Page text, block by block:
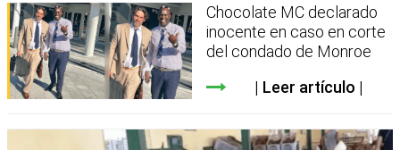
Chocolate MC declarado
inocente en caso en corte
del condado de Monroe
Leer artículo